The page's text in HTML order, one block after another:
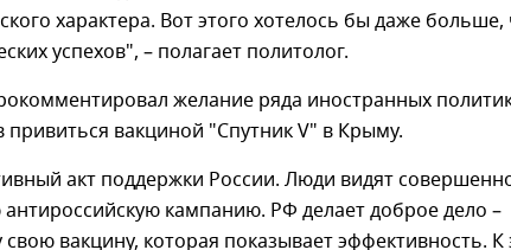
характера. Вот этого хотелось бы даже
успехов", – полагает политолог.
желание ряда иностранных
вакциной "Спутник V" в Крыму.
акт поддержки России. Люди видят
кампанию. РФ делает доброе дело –
вакцину, которая показывает эффективность. К